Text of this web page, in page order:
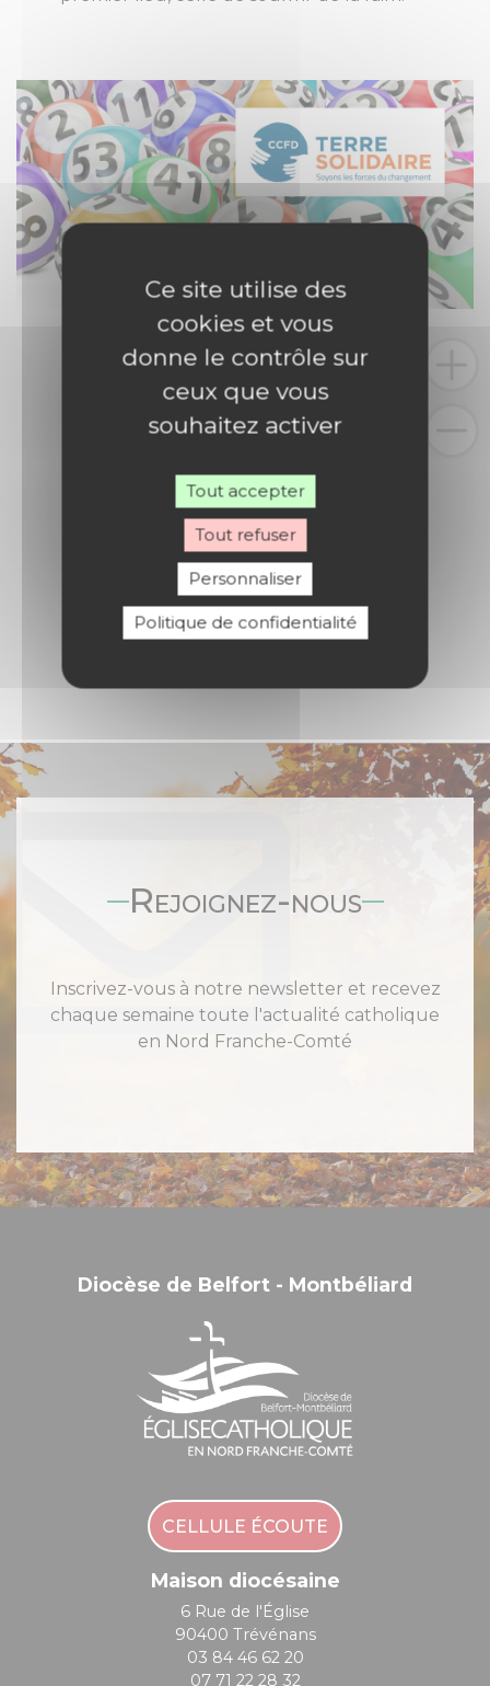
Rejoignez-nous
Inscrivez-vous à notre newsletter et recevez
chaque semaine toute l'actualité catholique
en Nord Franche-Comté
Diocèse de Belfort - Montbéliard
CELLULE ÉCOUTE
Maison diocésaine
6 Rue de l'Église
90400 Trévénans
03 84 46 62 20
07 71 22 28 32
Ce site utilise des
cookies et vous
donne le contrôle sur
ceux que vous
souhaitez activer
Tout accepter
Tout refuser
Personnaliser
Politique de confidentialité